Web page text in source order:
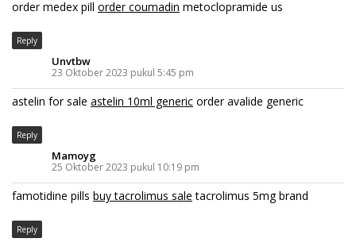
order medex pill order coumadin metoclopramide us
Reply
Unvtbw
23 Oktober 2023 pukul 5:45 pm
astelin for sale astelin 10ml generic order avalide generic
Reply
Mamoyg
25 Oktober 2023 pukul 10:19 pm
famotidine pills buy tacrolimus sale tacrolimus 5mg brand
Reply